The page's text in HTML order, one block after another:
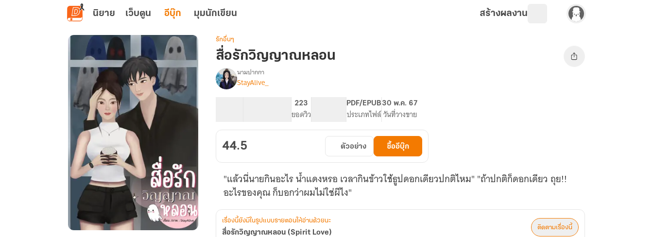
ข้ามไปยังเนื้อหาหลัก
นิยาย เว็บตูน อีบุ๊ก มุมนักเขียน สร้างผลงาน
รักอื่นๆ
สื่อรักวิญญาณหลอน
เรื่อง
สื่อ
(Spirit
Love)
นามปากกา
StayAlive_
223
ยอดวิว
PDF/EPUB
ประเภทไฟล์
30 พ.ค. 67
วันที่วางขาย
44.5 ตัวอย่าง ซื้ออีบุ๊ก
"แล้วนี่นายกินอะไร น้ำแดงหรอ เวลากินข้าวใช้ธูปดอกเดียวปกติไหม" "ถ้าปกติก็ดอกเดียว ถุย!!
อะไรของคุณ ก็บอกว่าผมไม่ใช่ผีไง"
เรื่องนี้ยังมีในรูปแบบรายตอนให้อ่านด้วยนะ
สื่อรักวิญญาณหลอน (Spirit Love)
ติดตามเรื่องนี้